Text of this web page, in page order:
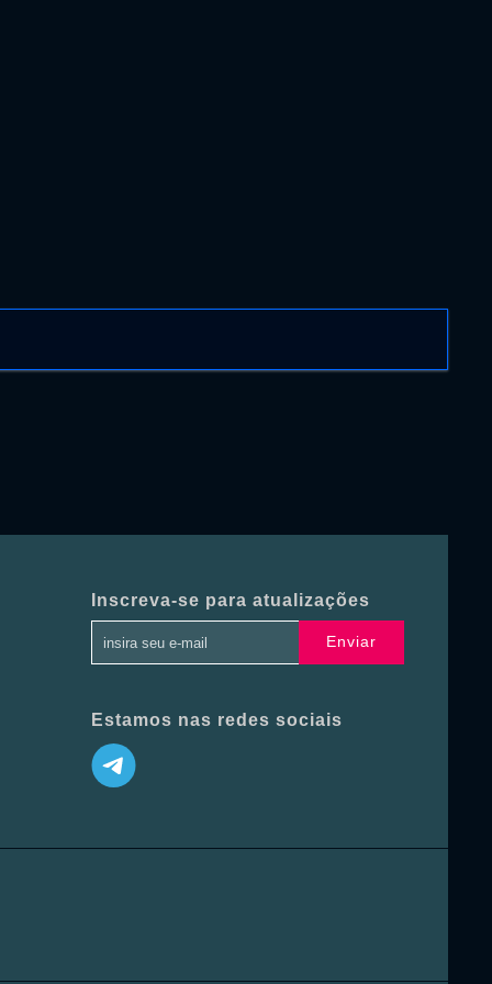
Inscreva-se para atualizações
Enviar
Estamos nas redes sociais